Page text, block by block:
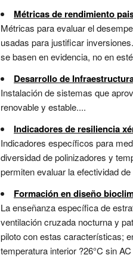
Métricas de rendimiento
Métricas para evaluar el
usadas para justificar
se basen en evidencia, no en
Desarrollo de
Instalación de sistemas que
renovable y estable....
Indicadores de resiliencia
Indicadores específicos para
diversidad de polinizadores y
permiten evaluar la efectividad
Formación en diseño
La enseñanza específica de
ventilación cruzada nocturna y
piloto con estas características;
temperatura interior ?26°C sin